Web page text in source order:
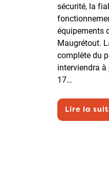
sécurité, la
équipements
Maugrétout.
complète du
interviendra
17…
Lire la